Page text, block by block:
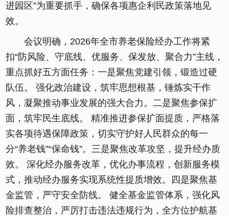
进园区”为重要抓手，确保各项惠企利民政策落地见
效。
会议明确，2026年全市养老保险经办工作将紧
扣“防风险、守底线、优服务、保发放、聚合力”主线，
重点抓好五方面任务：一是聚焦党建引领，锻造过硬
队伍。 强化政治建设，筑牢思想根基，锤炼实干作
风，凝聚推动事业发展的强大合力。二是聚焦参保扩
面，筑牢民生底线。 精准推进参保扩面提质，严格落
实各项待遇保障政策，切实守护好人民群众的每一
分“养老钱”“保命钱”。三是聚焦改革攻坚，提升经办质
效。 深化经办服务改革，优化办事流程，创新服务模
式，推动经办服务实现系统性提质增效。四是聚焦基
金监管，严守安全防线。 健全基金监管体系，强化风
险排查整治，严厉打击违法违规行为，全方位护航基